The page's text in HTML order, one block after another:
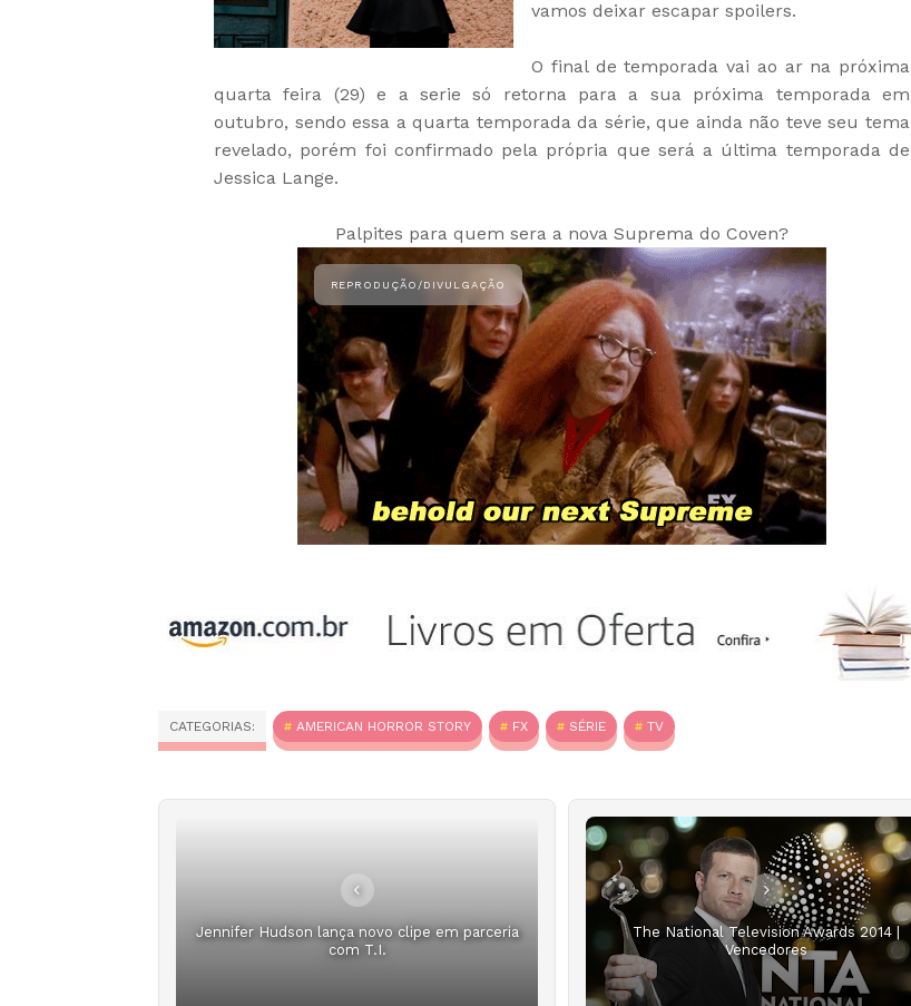
vamos deixar escapar spoilers.
O final de temporada vai ao ar na próxima
quarta feira (29) e a serie só retorna para a sua próxima temporada em
outubro, sendo essa a quarta temporada da série, que ainda não teve seu tema
revelado, porém foi confirmado pela própria que será a última temporada de
Jessica Lange.
Palpites para quem sera a nova Suprema do Coven?
CATEGORIAS: AMERICAN HORROR STORY FX SÉRIE TV
Jennifer Hudson lança novo clipe em parceria
com T.I.
The National Television Awards 2014 |
Vencedores